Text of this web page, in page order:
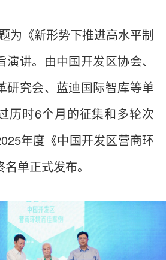
为《新形势下推进高水平制
讲。由中国开发区协会、
研究会、蓝迪国际智库等单
历时6个月的征集和多轮次
年度《中国开发区营商环
单正式发布。